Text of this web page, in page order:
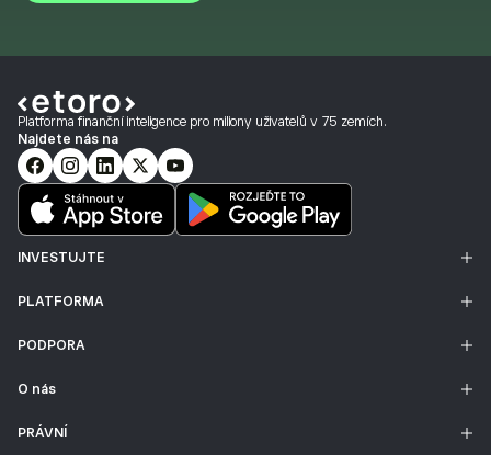
Platforma finanční inteligence pro miliony uživatelů v 75 zemích.
Najdete nás na
INVESTUJTE
PLATFORMA
PODPORA
O nás
PRÁVNÍ